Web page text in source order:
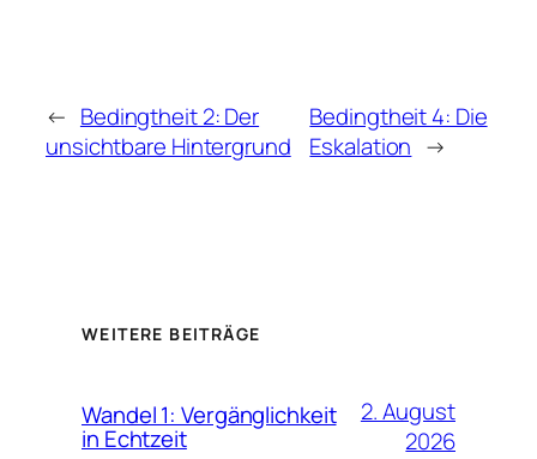
← Bedingtheit 2: Der
unsichtbare Hintergrund
Bedingtheit 4: Die
Eskalation →
WEITERE BEITRÄGE
Wandel 1: Vergänglichkeit
in Echtzeit
2. August
2026